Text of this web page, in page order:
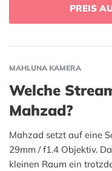
PREIS
MAHLUNA KAMERA
Welche
Mahzad?
Mahzad setzt auf eine
29mm / f1.4 Objektiv.
kleinen Raum ein